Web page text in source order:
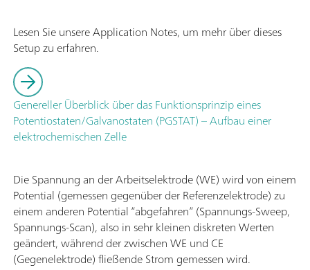
Lesen Sie unsere Application Notes, um mehr über dieses
Setup zu erfahren.
Genereller Überblick über das Funktionsprinzip eines
Potentiostaten/Galvanostaten (PGSTAT) – Aufbau einer
elektrochemischen Zelle
Die Spannung an der Arbeitselektrode (WE) wird von einem
Potential (gemessen gegenüber der Referenzelektrode) zu
einem anderen Potential “abgefahren” (Spannungs-Sweep,
Spannungs-Scan), also in sehr kleinen diskreten Werten
geändert, während der zwischen WE und CE
(Gegenelektrode) fließende Strom gemessen wird.